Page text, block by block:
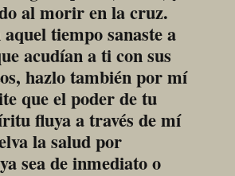
al morir en la cruz.
tiempo sanaste a
acudían a ti con sus
hazlo también por mí
que el poder de tu
fluya a través de mí
la salud por
sea de inmediato o